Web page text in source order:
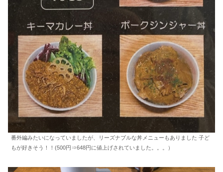
番外編みたいになっていましたが、リーズナブルな丼メニューもありました 子ど
もが好きそう！！(500円⇒648円に値上げされていました。。。）